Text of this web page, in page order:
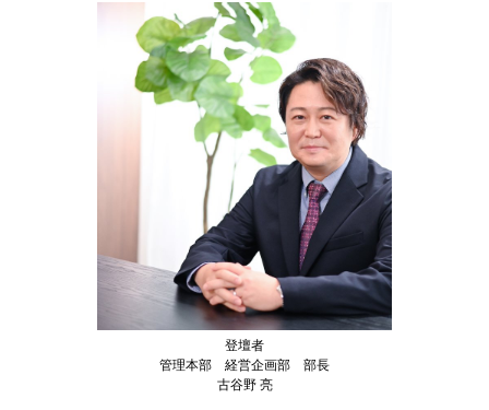
登壇者
管理本部 経営企画部 部長
古谷野 亮